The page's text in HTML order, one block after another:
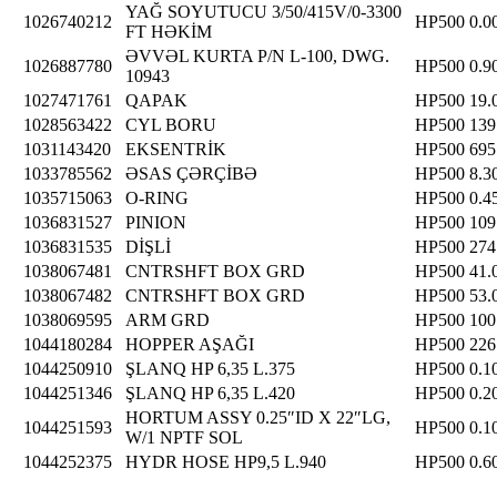
1026740212
YAĞ SOYUTUCU 3/50/415V/0-3300
FT HƏKİM
HP500
1026887780
ƏVVƏL KURTA P/N L-100, DWG.
10943
HP500
1027471761
QAPAK HP500
1028563422
CYL BORU HP500
1031143420
EKSENTRİK HP500
1033785562
ƏSAS ÇƏRÇİBƏ HP500
1035715063
O-RING HP500
1036831527
PINION HP500
1036831535
DİŞLİ HP500
1038067481
CNTRSHFT BOX GRD HP500
1038067482
CNTRSHFT BOX GRD HP500
1038069595
ARM GRD HP500
1044180284
HOPPER AŞAĞI HP500
1044250910
ŞLANQ HP 6,35 L.375 HP500
1044251346
ŞLANQ HP 6,35 L.420 HP500
1044251593
HORTUM ASSY 0.25″ID X 22″LG,
W/1 NPTF SOL
HP500
1044252375
HYDR HOSE HP9,5 L.940 HP500